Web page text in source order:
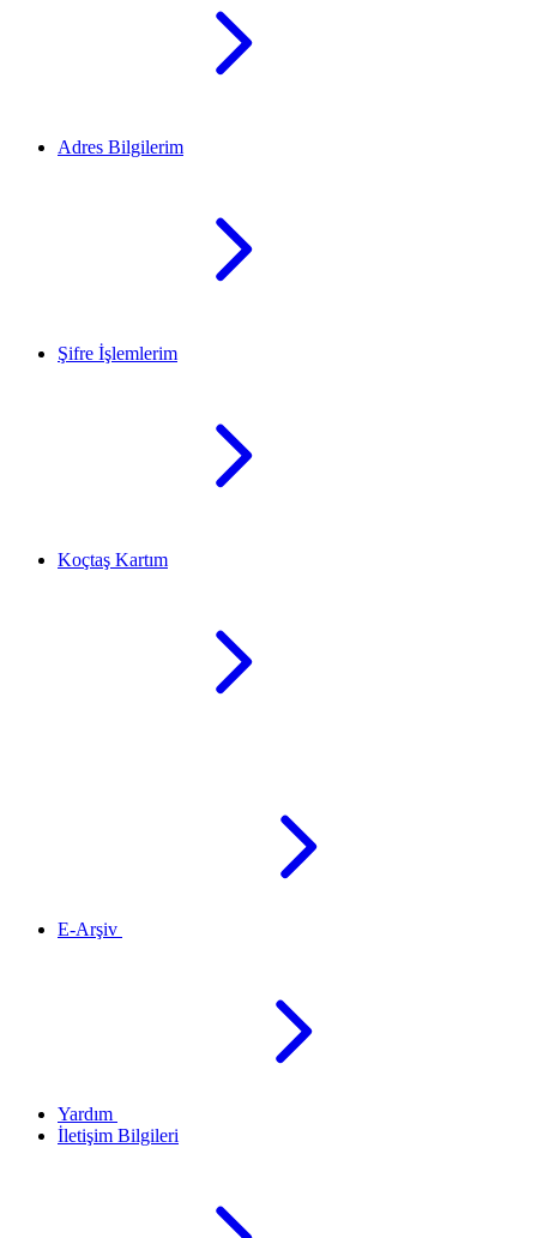
Adres Bilgilerim
Şifre İşlemlerim
Koçtaş Kartım
E-Arşiv
Yardım
İletişim Bilgileri